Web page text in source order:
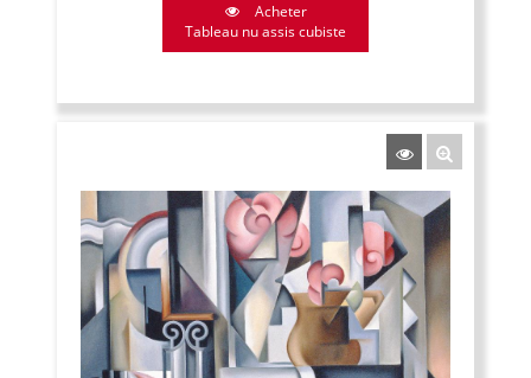
Acheter
Tableau nu assis cubiste